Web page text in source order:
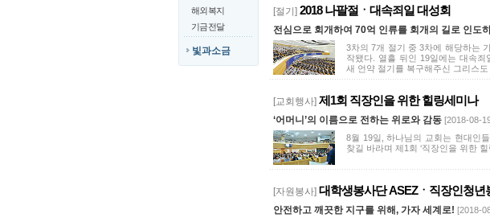
해외복지
기금전달
빛과소금
[절기] 2018 나팔절ㆍ대속죄일 대성회
전심으로 회개하여 70억 인류를 회개의 길로 인도
3차의 7개 절기 중 3차에 해당하는
작됐다. 열흘 뒤인 19일에는 대속
새 언약 절기를 복구해주신 그리스
[교회행사] 제1회 직장인을 위한 힐링세미나
‘어머니’의 이름으로 전하는 위로와 감동 [2018-08-
8월 19일, 하나님의 교회는 현대인
찾길 바라며 제1회 ‘직장인을 위한 힐
[자원봉사] 대학생봉사단 ASEZㆍ직장인청년
안전하고 깨끗한 지구를 위해, 가자 세계로! [2018-